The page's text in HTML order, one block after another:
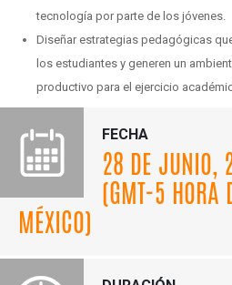
tecnología por parte de los jóvenes.
Diseñar estrategias pedagógicas
los estudiantes y generen un
productivo para el ejercicio
FECHA
28 DE JUNIO,
(GMT-5 HORA
MÉXICO)